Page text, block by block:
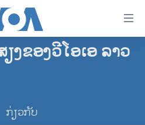
ງຂອງວີໂອເອ ລາວ
ສ
ກ່ຽວກັບ